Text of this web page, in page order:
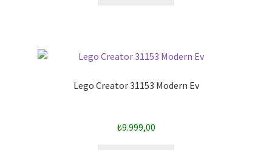
Lego Creator 31153 Modern Ev
₺9.999,00